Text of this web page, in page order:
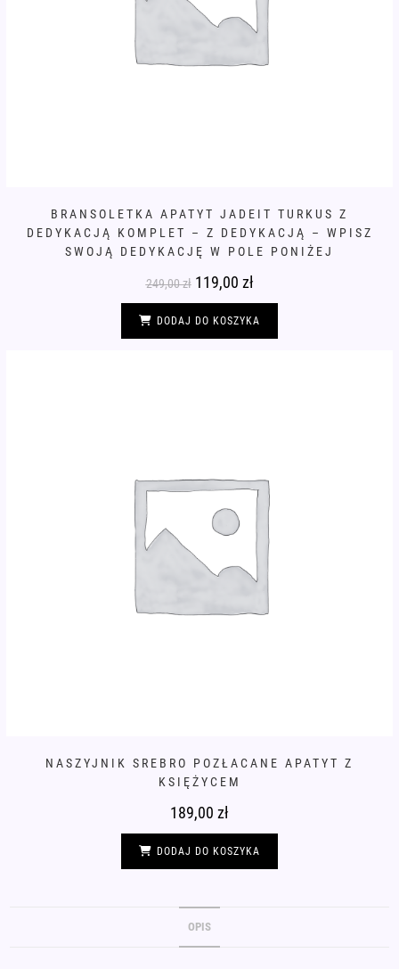
BRANSOLETKA APATYT JADEIT TURKUS Z
DEDYKACJĄ KOMPLET – Z DEDYKACJĄ – WPISZ
SWOJĄ DEDYKACJĘ W POLE PONIŻEJ
249,00zł Pierwotna
cena
wynosiła:
249,00 zł.
119,00 złAktualna
wynosi:
119,00 zł.
DODAJ DO KOSZYKA
NASZYJNIK SREBRO POZŁACANE APATYT Z
KSIĘŻYCEM
189,00 zł
DODAJ DO KOSZYKA
OPIS